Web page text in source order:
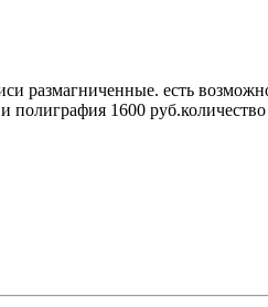
размагниченные. есть
1600